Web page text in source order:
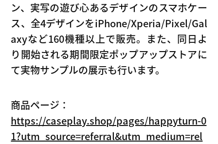
ン、実写の遊び心あるデザインのスマホケー
ス、全4デザインをiPhone/Xperia/Pixel/Gal
axyなど160機種以上で販売。また、同日よ
り開始される期間限定ポップアップストアに
て実物サンプルの展示も行います。
商品ページ：
https://caseplay.shop/pages/happyturn-0
1?utm_source=referral&utm_medium=rel